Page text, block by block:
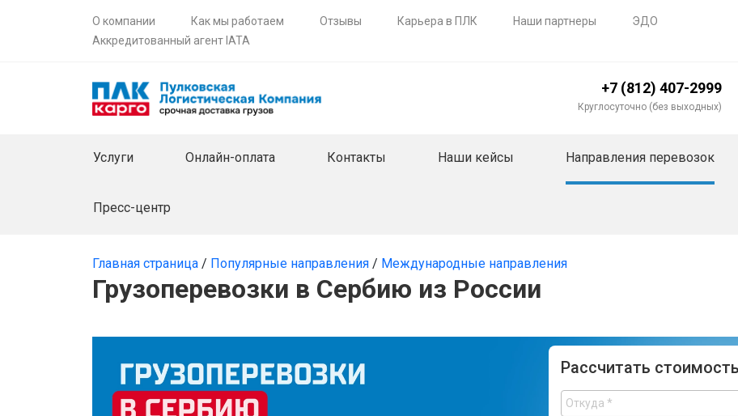
О компании Как мы работаем Отзывы Карьера в ПЛК Наши партнеры
ЭДО
Аккредитованный агент IATA
+7 (812) 407-2999
Круглосуточно (без выходных)
Услуги Онлайн-оплата Контакты Наши кейсы Направления перевозок
Пресс-центр
Главная страница / Популярные направления / Международные направления
Грузоперевозки в Сербию из России
Рассчитать